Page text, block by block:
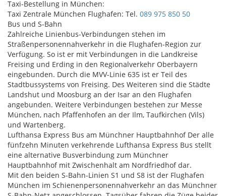
Taxi-Bestellung in München:
Taxi Zentrale München Flughafen: Tel. 089 975 850 50
Bus und S-Bahn
Zahlreiche Linienbus-Verbindungen stehen im
Straßenpersonennahverkehr in die Flughafen-Region zur
Verfügung. So ist er mit Verbindungen in die Landkreise
Freising und Erding in den Regionalverkehr Oberbayern
eingebunden. Durch die MVV-Linie 635 ist er Teil des
Stadtbussystems von Freising. Des Weiteren sind die Städte
Landshut und Moosburg an der Isar an den Flughafen
angebunden. Weitere Verbindungen bestehen zur Messe
München, nach Pfaffenhofen an der Ilm, Taufkirchen (Vils)
und Wartenberg.
Lufthansa Express Bus am Münchner Hauptbahnhof Der alle
fünfzehn Minuten verkehrende Lufthansa Express Bus stellt
eine alternative Busverbindung zum Münchner
Hauptbahnhof mit Zwischenhalt am Nordfriedhof dar.
Mit den beiden S-Bahn-Linien S1 und S8 ist der Flughafen
München im Schienenpersonennahverkehr an das Münchner